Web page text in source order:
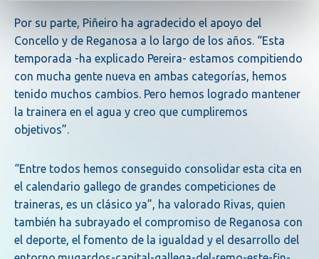
Por su parte, Piñeiro ha agradecido el apoyo del
Concello y de Reganosa a lo largo de los años. “Esta
temporada -ha explicado Pereira- estamos compitiendo
con mucha gente nueva en am­bas categorías, hemos
tenido muchos cambios. Pero hemos logrado mantener
la trainera en el agua y creo que cumpliremos
objetivos”.
“Entre todos hemos conseguido consolidar esta cita en
el calendario gallego de grandes com­peticiones de
traineras, es un clásico ya”, ha valorado Rivas, quien
también ha subrayado el compromiso de Reganosa con
el deporte, el fomento de la igualdad y el desarrollo del